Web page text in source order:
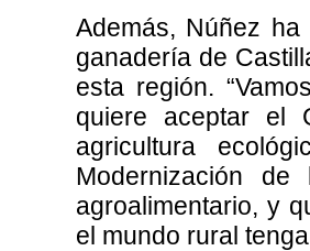
Además, Núñez
ganadería de
esta región.
quiere aceptar el
agricultura
Modernización
agroalimentario, y
el mundo rural